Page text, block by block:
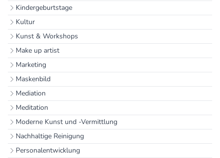
Kindergeburtstage
Kultur
Kunst & Workshops
Make up artist
Marketing
Maskenbild
Mediation
Meditation
Moderne Kunst und -Vermittlung
Nachhaltige Reinigung
Personalentwicklung